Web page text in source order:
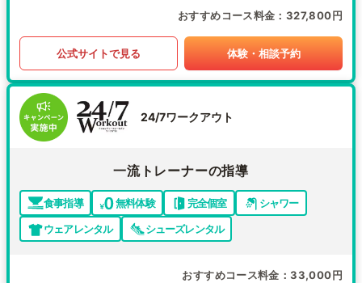
おすすめコース料金 327,800円
公式サイトで見る 体験・相談予約
24/7ワークアウト
一流トレーナーの指導
食事指導 無料体験 完全個室
シャワー
ウェアレンタル
シューズレンタル
おすすめコース料金 33,000円